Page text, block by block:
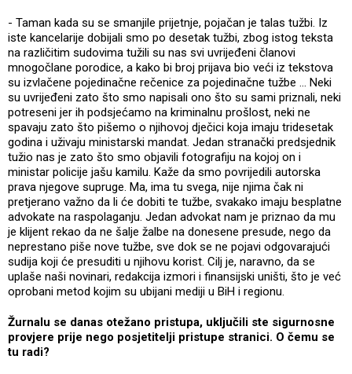
- Taman kada su se smanjile prijetnje, pojačan je talas tužbi. Iz
iste kancelarije dobijali smo po desetak tužbi, zbog istog teksta
na različitim sudovima tužili su nas svi uvrijeđeni članovi
mnogočlane porodice, a kako bi broj prijava bio veći iz tekstova
su izvlačene pojedinačne rečenice za pojedinačne tužbe … Neki
su uvrijeđeni zato što smo napisali ono što su sami priznali, neki
potreseni jer ih podsjećamo na kriminalnu prošlost, neki ne
spavaju zato što pišemo o njihovoj dječici koja imaju tridesetak
godina i uživaju ministarski mandat. Jedan stranački predsjednik
tužio nas je zato što smo objavili fotografiju na kojoj on i
ministar policije jašu kamilu. Kaže da smo povrijedili autorska
prava njegove supruge. Ma, ima tu svega, nije njima čak ni
pretjerano važno da li će dobiti te tužbe, svakako imaju besplatne
advokate na raspolaganju. Jedan advokat nam je priznao da mu
je klijent rekao da ne šalje žalbe na donesene presude, nego da
neprestano piše nove tužbe, sve dok se ne pojavi odgovarajući
sudija koji će presuditi u njihovu korist. Cilj je, naravno, da se
uplaše naši novinari, redakcija izmori i finansijski uništi, što je već
oprobani metod kojim su ubijani mediji u BiH i regionu.
Žurnalu se danas otežano pristupa, uključili ste sigurnosne
provjere prije nego posjetitelji pristupe stranici. O čemu se
tu radi?